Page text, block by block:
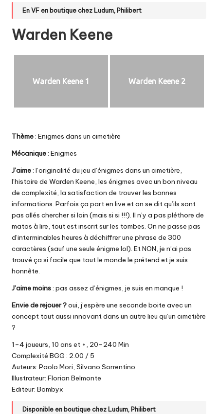
En VF en boutique chez Ludum, Philibert
Warden Keene
Warden Keene 1 Warden Keene 2
Thème: Enigmes dans un cimetière
Mécanique: Enigmes
J’aime: l’originalité du jeu d’énigmes dans un cimetière,
l’histoire de Warden Keene, les énigmes avec un bon niveau
de complexité, la satisfaction de trouver les bonnes
informations. Parfois ça part en live et on se dit qu’ils sont
pas allés chercher si loin (mais si si !!!). Il n’y a pas pléthore de
matos à lire, tout est inscrit sur les tombes. On ne passe pas
d’interminables heures à déchiffrer une phrase de 300
caractères (sauf une seule énigme lol). Et NON, je n’ai pas
trouvé ça si facile que tout le monde le prétend et je suis
honnête.
J’aime moins: pas assez d’énigmes, je suis en manque !
Envie de rejouer ?oui, j’espère une seconde boite avec un
concept tout aussi innovant dans un autre lieu qu’un cimetière
?
1–4 joueurs, 10 ans et +, 20–240 Min
Complexité BGG : 2.00 / 5
Auteurs: Paolo Mori, Silvano Sorrentino
Illustrateur: Florian Belmonte
Editeur: Bombyx
Disponible en boutique chez Ludum, Philibert